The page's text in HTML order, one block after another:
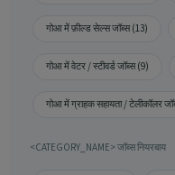
गोआ में फ़ील्ड सेल्स जॉब्स (13)
गोआ में वेटर / स्टीवर्ड जॉब्स (9)
गोआ में ग्राहक सहायता / टेलीकॉलर
<CATEGORY_NAME> जॉब्स नियरबाय